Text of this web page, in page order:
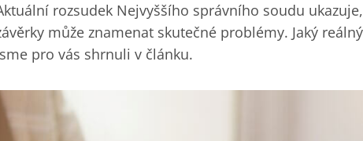
rozsudek Nejvyššího správního soudu
může znamenat skutečné problémy. Jaký
pro vás shrnuli v článku.